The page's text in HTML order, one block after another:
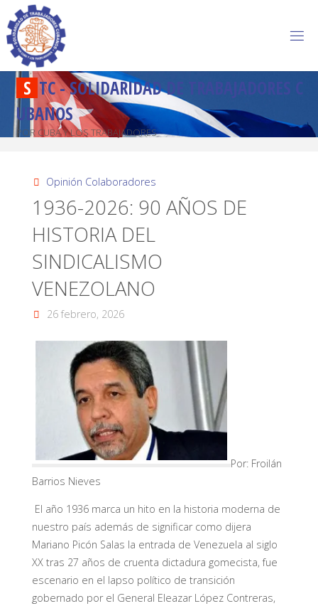
S TC-SOLIDARIDADD R A BAJADORES C
U BANOS
POR CUBA Y LOS TRABAJADORES
Opinión Colaboradores
1936-2026: 90 AÑOS DE
HISTORIA DEL
SINDICALISMO
VENEZOLANO
26 febrero, 2026
Por: Froilán
Barrios Nieves
El año 1936 marca un hito en la historia moderna de
nuestro país además de significar como dijera
Mariano Picón Salas la entrada de Venezuela al siglo
XX tras 27 años de cruenta dictadura gomecista, fue
escenario en el lapso político de transición
gobernado por el General Eleazar López Contreras,